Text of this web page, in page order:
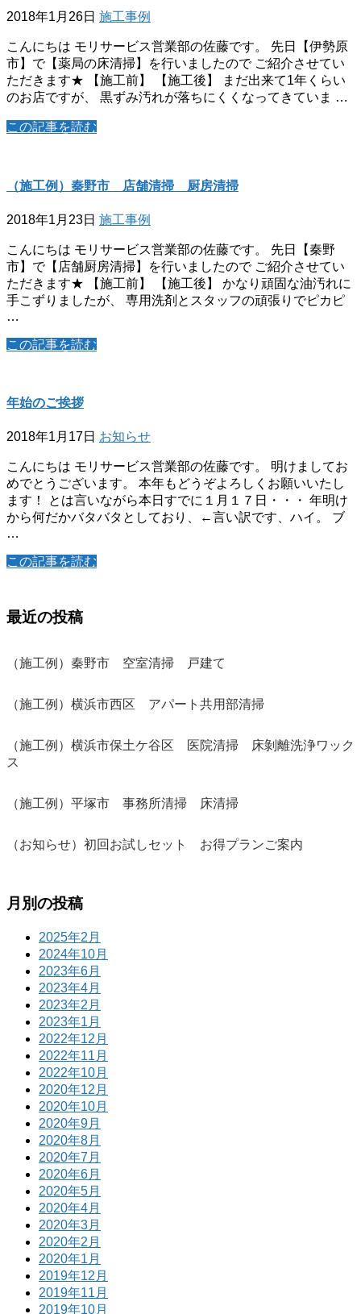
2018年1月26日 施工事例
こんにちは モリサービス営業部の佐藤です。 先日【伊勢原
市】で【薬局の床清掃】を行いましたので ご紹介させてい
ただきます★ 【施工前】 【施工後】 まだ出来て1年くらい
のお店ですが、 黒ずみ汚れが落ちにくくなってきていま …
この記事を読む
（施工例）秦野市 店舗清掃 厨房清掃
2018年1月23日 施工事例
こんにちは モリサービス営業部の佐藤です。 先日【秦野
市】で【店舗厨房清掃】を行いましたので ご紹介させてい
ただきます★ 【施工前】 【施工後】 かなり頑固な油汚れに
手こずりましたが、 専用洗剤とスタッフの頑張りでピカピ
…
この記事を読む
年始のご挨拶
2018年1月17日 お知らせ
こんにちは モリサービス営業部の佐藤です。 明けましてお
めでとうございます。 本年もどうぞよろしくお願いいたし
ます！ とは言いながら本日すでに１月１７日・・・ 年明け
から何だかバタバタとしており、←言い訳です、ハイ。 ブ
…
この記事を読む
最近の投稿
（施工例）秦野市 空室清掃 戸建て
（施工例）横浜市西区 アパート共用部清掃
（施工例）横浜市保土ケ谷区 医院清掃 床剝離洗浄ワック
ス
（施工例）平塚市 事務所清掃 床清掃
（お知らせ）初回お試しセット お得プランご案内
月別の投稿
2025年2月
2024年10月
2023年6月
2023年4月
2023年2月
2023年1月
2022年12月
2022年11月
2022年10月
2020年12月
2020年10月
2020年9月
2020年8月
2020年7月
2020年6月
2020年5月
2020年4月
2020年3月
2020年2月
2020年1月
2019年12月
2019年11月
2019年10月